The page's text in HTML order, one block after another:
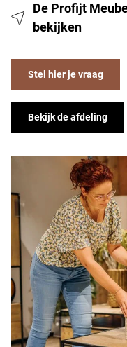
De Profijt
bekijken
Stel hier je vraag
Bekijk de afdeling